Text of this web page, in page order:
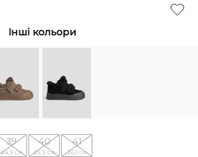
Інші кольори
39
24,9 см
40
25,5 см
41
26,1 см